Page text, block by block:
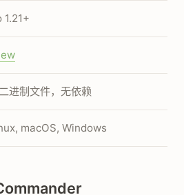
1.21+
进制文件，无依赖
macOS, Windows